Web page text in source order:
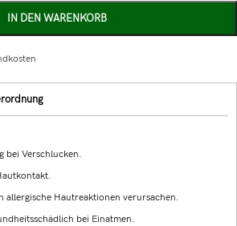
IN DEN WARENKORB
bei Verschlucken.
allergische Hautreaktionen verursachen.
bei Einatmen.